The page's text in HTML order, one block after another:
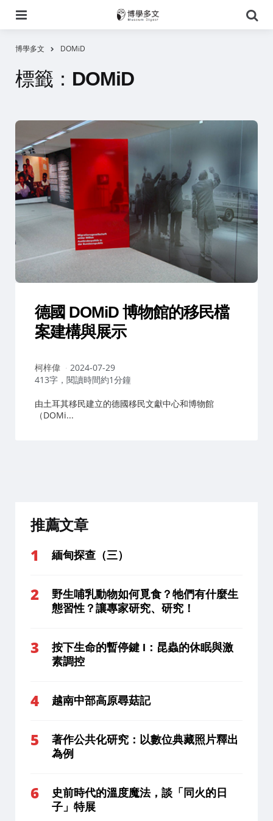
尋
博學多文 DOMiD
標籤： DOMiD
德國 DOMiD 博物館的移民檔
案建構與展示
作
者：
柯梓偉
2024-07-29
413字，閱讀時間約1分鐘
由土耳其移民建立的德國移民文獻中心和博物館
（DOMi...
推薦文章
緬甸探查（三）
野生哺乳動物如何覓食？牠們有什麼生
態習性？讓專家研究、研究！
按下生命的暫停鍵 I：昆蟲的休眠與激
素調控
越南中部高原尋菇記
著作公共化研究：以數位典藏照片釋出
為例
史前時代的溫度魔法，談「同火的日
子」特展